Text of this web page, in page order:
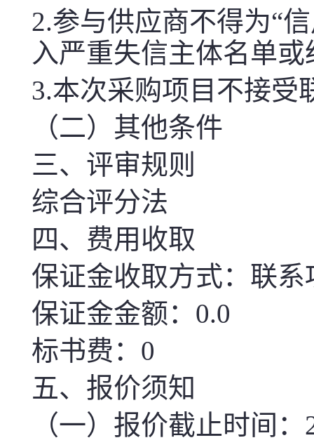
2.参与供应商不得为“
入严重失信主体名单
3.本次采购项目不接受
（二）其他条件
三、评审规则
综合评分法
四、费用收取
保证金收取方式：联系
保证金金额：0.0
标书费：0
五、报价须知
（一）报价截止时间：